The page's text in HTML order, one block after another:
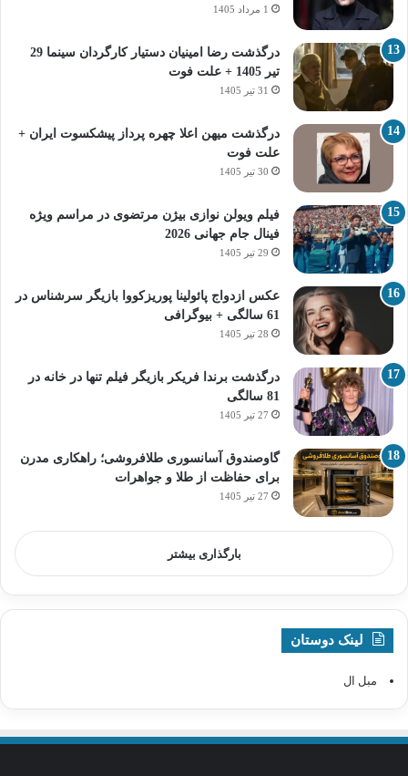
1 مرداد 1405
درگذشت رضا امینیان دستیار کارگردان سینما 29
تیر 1405 + علت فوت
31 تیر 1405
درگذشت میهن اعلا چهره پرداز پیشکسوت ایران +
علت فوت
30 تیر 1405
فیلم ویولن نوازی بیژن مرتضوی در مراسم ویژه
فینال جام جهانی 2026
29 تیر 1405
عکس ازدواج پائولینا پوریزکووا بازیگر سرشناس در
61 سالگی + بیوگرافی
28 تیر 1405
درگذشت برندا فریکر بازیگر فیلم تنها در خانه در
81 سالگی
27 تیر 1405
گاوصندوق آسانسوری طلافروشی؛ راهکاری مدرن
برای حفاظت از طلا و جواهرات
27 تیر 1405
بارگذاری بیشتر
لینک دوستان
مبل ال